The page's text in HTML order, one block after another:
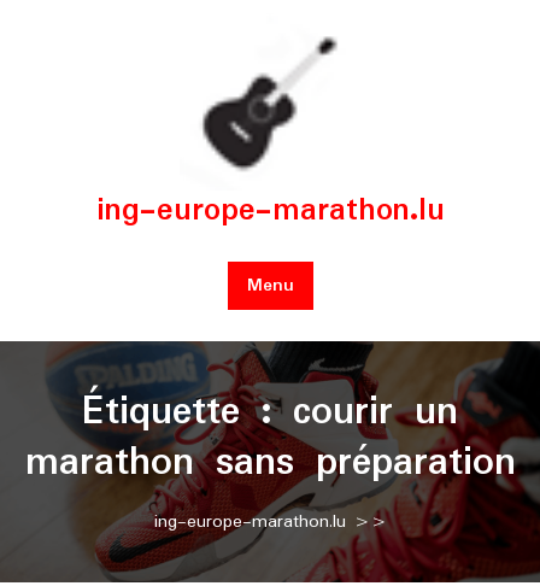
ing-europe-marathon.lu
Menu
Étiquette :courir un
marathon sans préparation
ing-europe-marathon.lu >>